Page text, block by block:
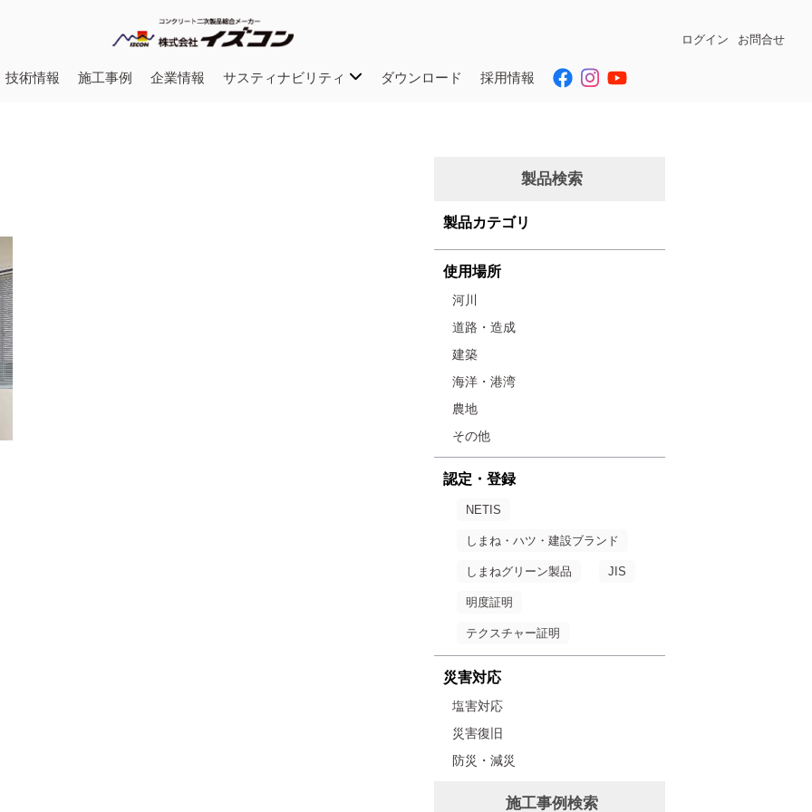
ログイン お問合せ
技術情報 施工事例 企業情報 サスティナビリティ ダウンロード 採用情報
製品検索
製品カテゴリ
使用場所
河川
道路・造成
建築
海洋・港湾
農地
その他
認定・登録
NETIS
しまね・ハツ・建設ブランド
しまねグリーン製品 JIS
明度証明
テクスチャー証明
災害対応
塩害対応
災害復旧
防災・減災
施工事例検索